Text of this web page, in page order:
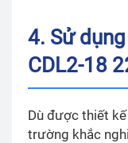
4. Sử
CDL2-18
Dù được thiết
trường khắc